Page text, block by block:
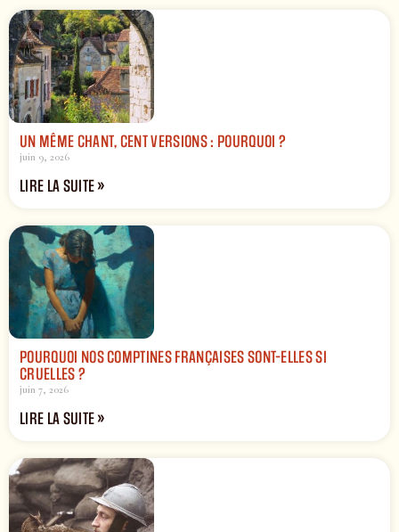
UN MÊME CHANT, CENT VERSIONS : POURQUOI ?
juin 9, 2026
LIRE LA SUITE »
POURQUOI NOS COMPTINES FRANÇAISES SONT-ELLES SI
CRUELLES ?
juin 7, 2026
LIRE LA SUITE »